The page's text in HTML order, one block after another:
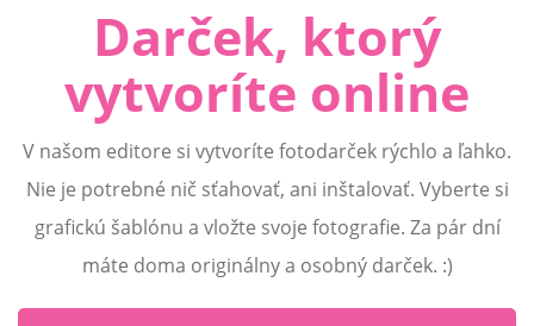
Darček, ktorý
vytvoríte online
V našom editore si vytvoríte fotodarček rýchlo a ľahko.
Nie je potrebné nič sťahovať, ani inštalovať. Vyberte si
grafickú šablónu a vložte svoje fotografie. Za pár dní
máte doma originálny a osobný darček. :)